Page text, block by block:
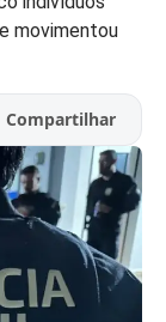
movimentou
Compartilhar